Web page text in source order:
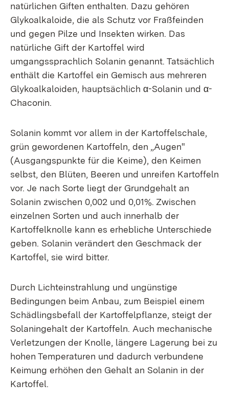
natürlichen Giften enthalten. Dazu gehören
Glykoalkaloide, die als Schutz vor Fraßfeinden
und gegen Pilze und Insekten wirken. Das
natürliche Gift der Kartoffel wird
umgangssprachlich Solanin genannt. Tatsächlich
enthält die Kartoffel ein Gemisch aus mehreren
Glykoalkaloiden, hauptsächlich α-Solanin und α-
Chaconin.
Solanin kommt vor allem in der Kartoffelschale,
grün gewordenen Kartoffeln, den „Augen"
(Ausgangspunkte für die Keime), den Keimen
selbst, den Blüten, Beeren und unreifen Kartoffeln
vor. Je nach Sorte liegt der Grundgehalt an
Solanin zwischen 0,002 und 0,01%. Zwischen
einzelnen Sorten und auch innerhalb der
Kartoffelknolle kann es erhebliche Unterschiede
geben. Solanin verändert den Geschmack der
Kartoffel, sie wird bitter.
Durch Lichteinstrahlung und ungünstige
Bedingungen beim Anbau, zum Beispiel einem
Schädlingsbefall der Kartoffelpflanze, steigt der
Solaningehalt der Kartoffeln. Auch mechanische
Verletzungen der Knolle, längere Lagerung bei zu
hohen Temperaturen und dadurch verbundene
Keimung erhöhen den Gehalt an Solanin in der
Kartoffel.